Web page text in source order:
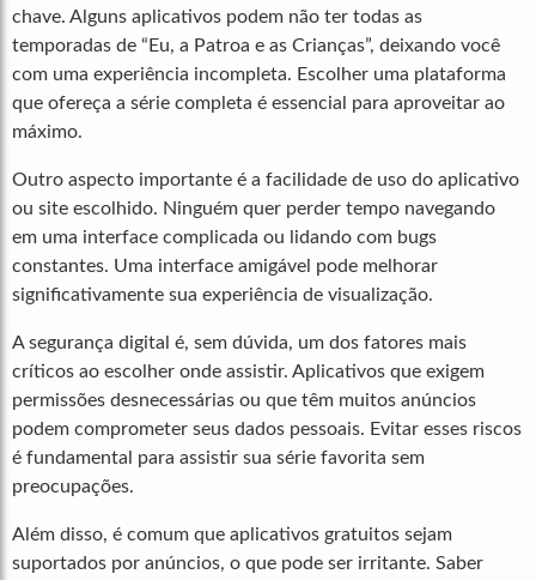
chave. Alguns aplicativos podem não ter todas as
temporadas de “Eu, a Patroa e as Crianças”, deixando você
com uma experiência incompleta. Escolher uma plataforma
que ofereça a série completa é essencial para aproveitar ao
máximo.
Outro aspecto importante é a facilidade de uso do aplicativo
ou site escolhido. Ninguém quer perder tempo navegando
em uma interface complicada ou lidando com bugs
constantes. Uma interface amigável pode melhorar
significativamente sua experiência de visualização.
A segurança digital é, sem dúvida, um dos fatores mais
críticos ao escolher onde assistir. Aplicativos que exigem
permissões desnecessárias ou que têm muitos anúncios
podem comprometer seus dados pessoais. Evitar esses riscos
é fundamental para assistir sua série favorita sem
preocupações.
Além disso, é comum que aplicativos gratuitos sejam
suportados por anúncios, o que pode ser irritante. Saber